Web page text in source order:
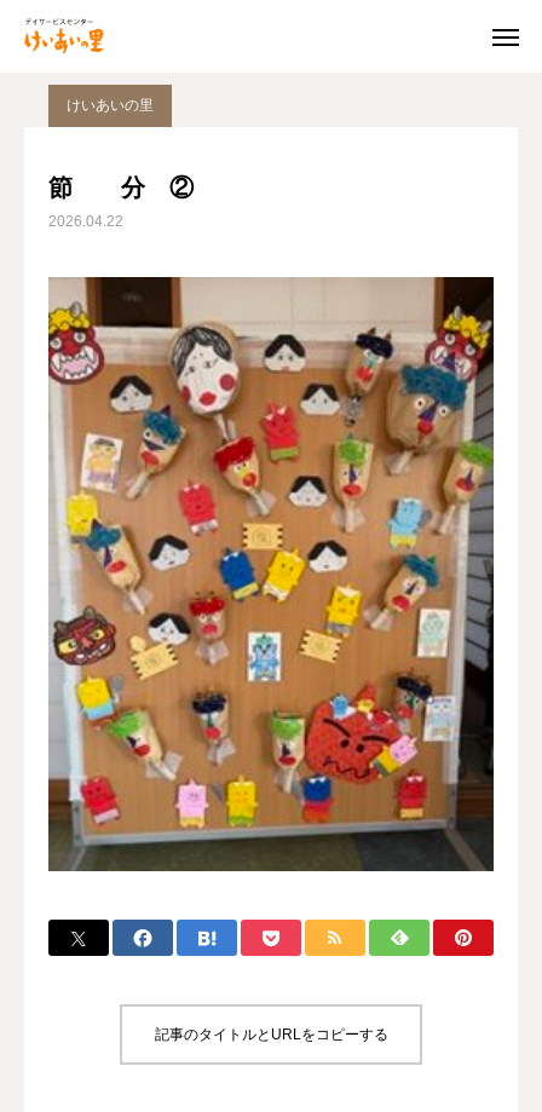
けいあいの里だより
けいあいの里
節 分 ②
2026.04.22
記事のタイトルとURLをコピーする
Instagram
けいあいの里について
デイサービスセンター
ケアプランセンター
けいあいの里だより